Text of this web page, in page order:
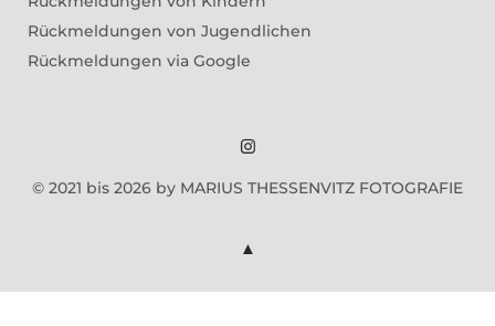
Rückmeldungen von Jugendlichen
Rückmeldungen via Google
Marius
Instagram
© 2021 bis 2026 by MARIUS THESSENVITZ FOTOGRAFIE